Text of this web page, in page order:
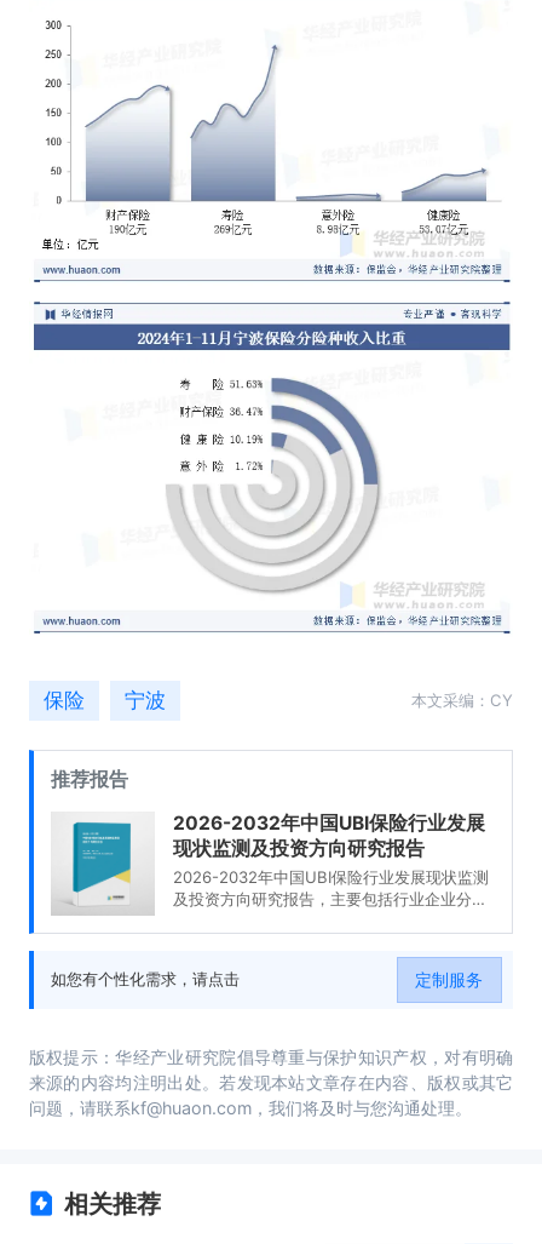
保险 宁波 本文采编：CY
推荐报告
2026-2032年中国UBI保险行业发展
现状监测及投资方向研究报告
2026-2032年中国UBI保险行业发展现状监测
及投资方向研究报告，主要包括行业企业分
如您有个性化需求，请点击
定制服务
版权提示：华经产业研究院倡导尊重与保护知识产权，对有明确
来源的内容均注明出处。若发现本站文章存在内容、版权或其它
问题，请联系kf@huaon.com，我们将及时与您沟通处理。
相关推荐